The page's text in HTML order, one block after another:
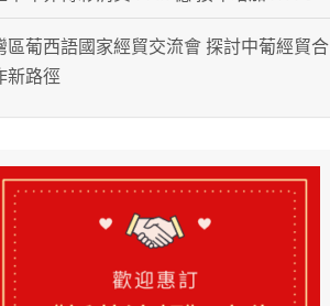
區葡西語國家經貿交流會 探討中葡經貿合
新路徑